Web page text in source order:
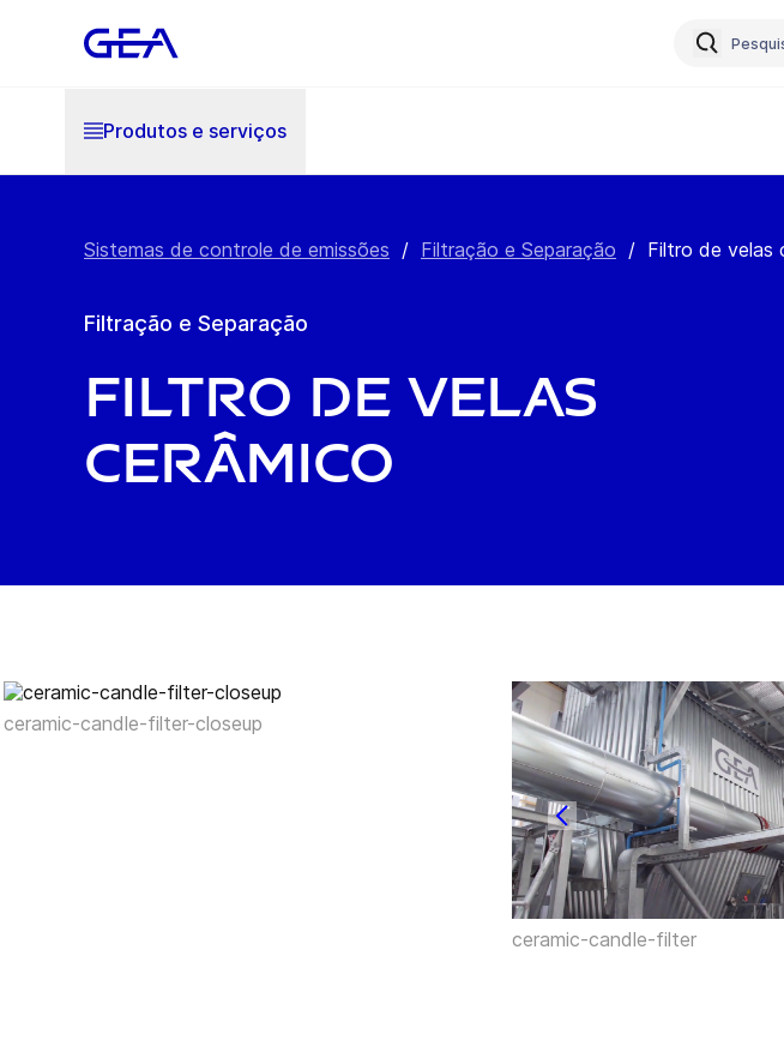
Produtos e serviços
Sistemas de controle de emissões / Filtração e Separação / Filtro de velas
Filtração e Separação
Filtro de velas
cerâmico
ceramic-candle-filter-closeup
ceramic-candle-filter